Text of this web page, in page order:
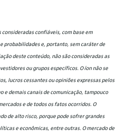
confiáveis, com base em
probabilidades e, portanto, sem caráter de
deste conteúdo, não são consideradas as
ou grupos específicos. O íon não se
lucros cessantes ou opiniões expressas pelos
e demais canais de comunicação, tampouco
e de todos os fatos ocorridos. O
de alto risco, porque pode sofrer grandes
e econômicas, entre outras. O mercado de